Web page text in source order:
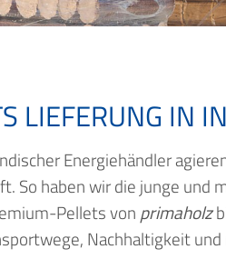
LIEFERUNG IN
Energiehändler
So haben wir die junge und
Pellets von primaholz
Nachhaltigkeit